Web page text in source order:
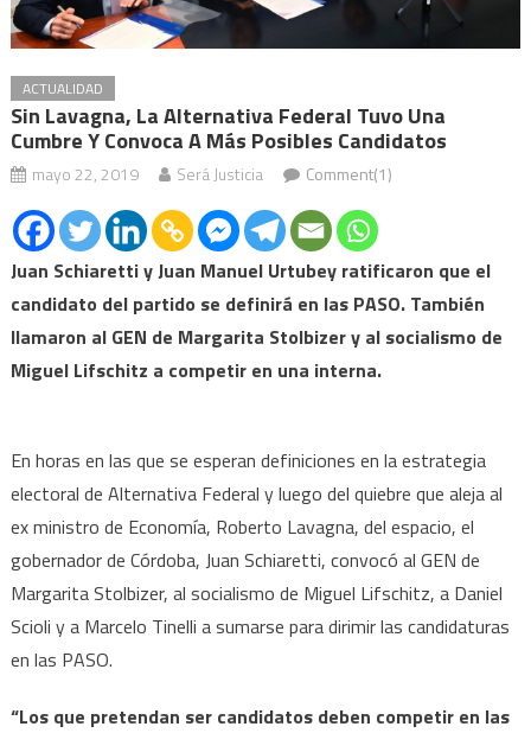
ACTUALIDAD
Sin Lavagna, La Alternativa Federal Tuvo Una
Cumbre Y Convoca A Más Posibles Candidatos
mayo 22, 2019 Será Justicia Comment(1)
Juan Schiaretti y Juan Manuel Urtubey ratificaron que el
candidato del partido se definirá en las PASO. También
llamaron al GEN de Margarita Stolbizer y al socialismo de
Miguel Lifschitz a competir en una interna.
En horas en las que se esperan definiciones en la estrategia
electoral de Alternativa Federal y luego del quiebre que aleja al
ex ministro de Economía, Roberto Lavagna, del espacio, el
gobernador de Córdoba, Juan Schiaretti, convocó al GEN de
Margarita Stolbizer, al socialismo de Miguel Lifschitz, a Daniel
Scioli y a Marcelo Tinelli a sumarse para dirimir las candidaturas
en las PASO.
“Los que pretendan ser candidatos deben competir en las